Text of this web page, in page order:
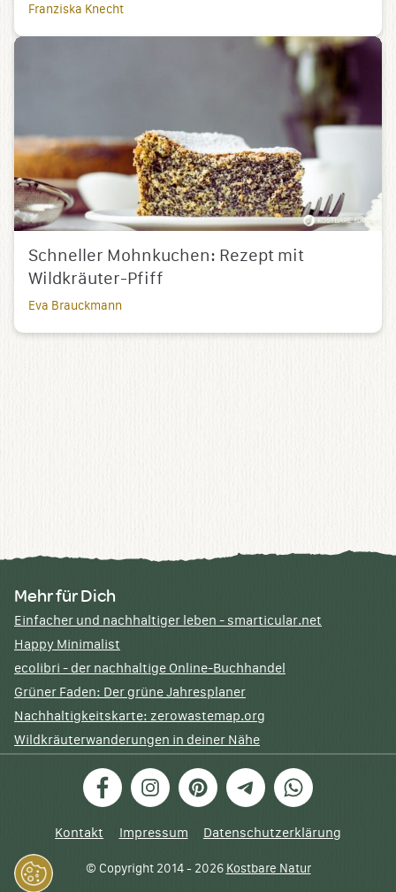
Franziska Knecht
Schneller Mohnkuchen: Rezept mit
Wildkräuter-Pfiff
Eva Brauckmann
Mehr für Dich
Einfacher und nachhaltiger leben - smarticular.net
Happy Minimalist
ecolibri - der nachhaltige Online-Buchhandel
Grüner Faden: Der grüne Jahresplaner
Nachhaltigkeitskarte: zerowastemap.org
Wildkräuterwanderungen in deiner Nähe
FacebookInstagramPinterestTelegramWhatsApp
Kontakt Impressum Datenschutzerklärung
© Copyright 2014 - 2026 Kostbare Natur